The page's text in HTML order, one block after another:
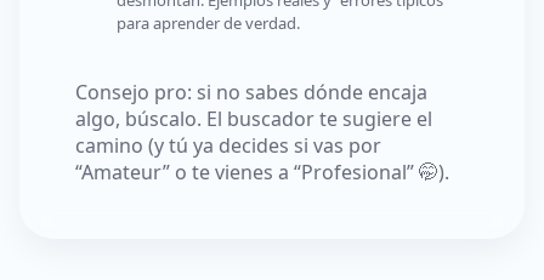
para aprender de verdad.
Consejo pro: si no sabes dónde encaja
algo, búscalo. El buscador te sugiere el
camino (y tú ya decides si vas por
“Amateur” o te vienes a “Profesional” 🤭).